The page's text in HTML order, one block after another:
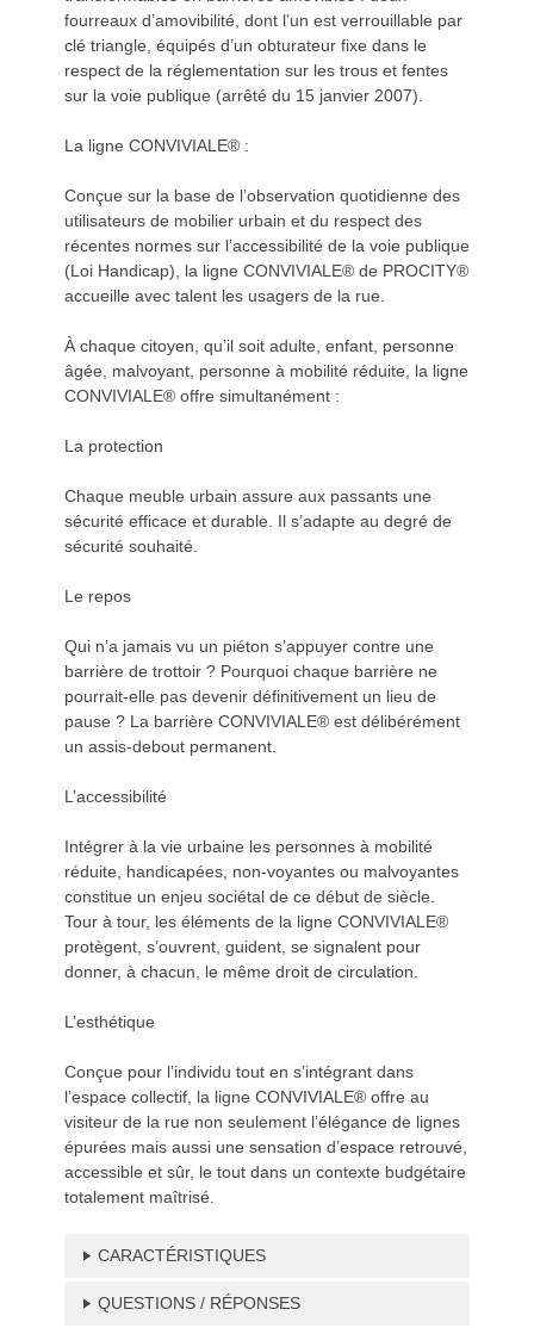
fourreaux d’amovibilité, dont l’un est verrouillable par
clé triangle, équipés d’un obturateur fixe dans le
respect de la réglementation sur les trous et fentes
sur la voie publique (arrêté du 15 janvier 2007).
La ligne CONVIVIALE® :
Conçue sur la base de l’observation quotidienne des
utilisateurs de mobilier urbain et du respect des
récentes normes sur l’accessibilité de la voie publique
(Loi Handicap), la ligne CONVIVIALE® de PROCITY®
accueille avec talent les usagers de la rue.
À chaque citoyen, qu’il soit adulte, enfant, personne
âgée, malvoyant, personne à mobilité réduite, la ligne
CONVIVIALE® offre simultanément :
La protection
Chaque meuble urbain assure aux passants une
sécurité efficace et durable. Il s’adapte au degré de
sécurité souhaité.
Le repos
Qui n’a jamais vu un piéton s’appuyer contre une
barrière de trottoir ? Pourquoi chaque barrière ne
pourrait-elle pas devenir définitivement un lieu de
pause ? La barrière CONVIVIALE® est délibérément
un assis-debout permanent.
L’accessibilité
Intégrer à la vie urbaine les personnes à mobilité
réduite, handicapées, non-voyantes ou malvoyantes
constitue un enjeu sociétal de ce début de siècle.
Tour à tour, les éléments de la ligne CONVIVIALE®
protègent, s’ouvrent, guident, se signalent pour
donner, à chacun, le même droit de circulation.
L’esthétique
Conçue pour l’individu tout en s’intégrant dans
l’espace collectif, la ligne CONVIVIALE® offre au
visiteur de la rue non seulement l’élégance de lignes
épurées mais aussi une sensation d’espace retrouvé,
accessible et sûr, le tout dans un contexte budgétaire
totalement maîtrisé.
CARACTÉRISTIQUES
QUESTIONS / RÉPONSES